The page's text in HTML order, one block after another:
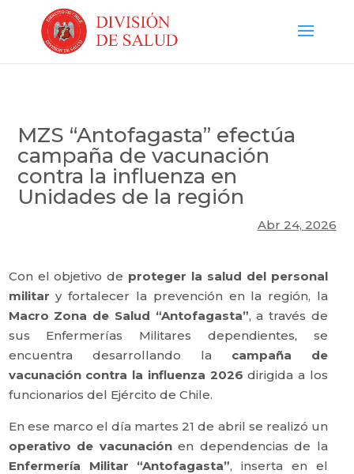
MZS “Antofagasta” efectúa
campaña de vacunación
contra la influenza en
Unidades de la región
Abr 24, 2026
​Con el objetivo de proteger la salud del personal
militar y fortalecer la prevención en la región, la
Macro Zona de Salud “Antofagasta”, a través de
sus Enfermerías Militares dependientes, se
encuentra desarrollando la campaña de
vacunación contra la influenza 2026 dirigida a los
funcionarios del Ejército de Chile.
En ese marco el día martes 21 de abril se realizó un
operativo de vacunaciónen dependencias de la
Enfermería Militar “Antofagasta”, inserta en el